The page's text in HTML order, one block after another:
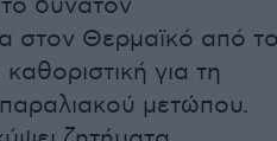
δυνατόν
στον Θερμαϊκό από
για τη
μετώπου.